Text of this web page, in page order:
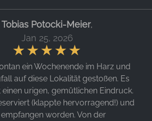
Tobias Potocki-Meier,
Jan 25, 2026
ein Wochenende im Harz und
auf diese Lokalität gestoßen. Es
urigen, gemütlichen Eindruck.
(klappte hervorragend!) und
worden. Von der